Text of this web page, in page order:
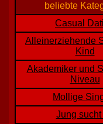
beliebte
Casual
Alleinerziehende
Kind
Akademiker und
Niveau
Mollige
Jung sucht